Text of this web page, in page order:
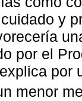
y
por el
por
menor